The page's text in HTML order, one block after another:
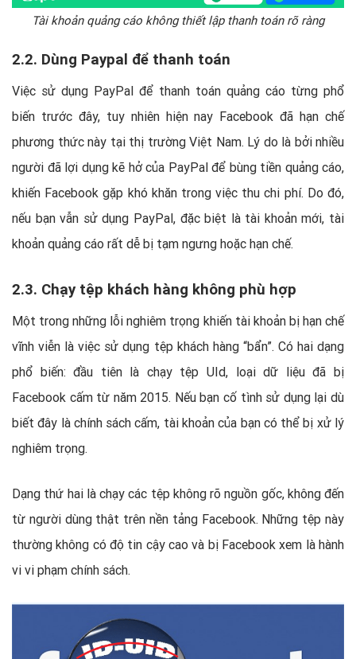
Tài khoản quảng cáo không thiết lập thanh toán rõ ràng
2.2. Dùng Paypal để thanh toán
Việc sử dụng PayPal để thanh toán quảng cáo từng phổ
biến trước đây, tuy nhiên hiện nay Facebook đã hạn chế
phương thức này tại thị trường Việt Nam. Lý do là bởi nhiều
người đã lợi dụng kẽ hở của PayPal để bùng tiền quảng cáo,
khiến Facebook gặp khó khăn trong việc thu chi phí. Do đó,
nếu bạn vẫn sử dụng PayPal, đặc biệt là tài khoản mới, tài
khoản quảng cáo rất dễ bị tạm ngưng hoặc hạn chế.
2.3. Chạy tệp khách hàng không phù hợp
Một trong những lỗi nghiêm trọng khiến tài khoản bị hạn chế
vĩnh viễn là việc sử dụng tệp khách hàng “bẩn”. Có hai dạng
phổ biến: đầu tiên là chạy tệp UId, loại dữ liệu đã bị
Facebook cấm từ năm 2015. Nếu bạn cố tình sử dụng lại dù
biết đây là chính sách cấm, tài khoản của bạn có thể bị xử lý
nghiêm trọng.
Dạng thứ hai là chạy các tệp không rõ nguồn gốc, không đến
từ người dùng thật trên nền tảng Facebook. Những tệp này
thường không có độ tin cậy cao và bị Facebook xem là hành
vi vi phạm chính sách.